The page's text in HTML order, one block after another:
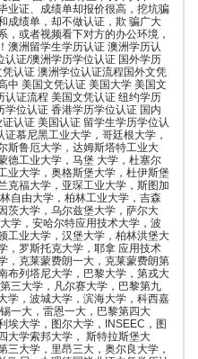
业证、成绩单却报价很高，挖坑骗
成绩单，却不做认证，欺 骗广大
，或者视频看下对方的办公环境，
澳洲留学生学历认证 澳洲学历认
证/澳洲学历学位认证 国外学历
认证 澳洲学位认证流程国外文凭
中 美国文凭认证 美国大学 美国文
证流程 美国文凭认证 纽约学历
位认证 香港学历学位认证 国内
认证 美国认证 留学生学历学位认
慕尼黑工业大学，哥廷根大学，
斯鲁厄大学，达姆斯塔特工业大
德工业大学，马堡 大学，杜塞尔
业大学，奥格斯堡大学，杜伊斯堡
克福大学，亚琛工业大学，斯图加
自由大学，柏林工业大学，吉森
茨大学，乌尔兹堡大学，萨尔大
学，安哈尔特应用技术大学，波
工业大学，汉堡大学，柏林洪堡大
，罗斯托克大学，耶拿 应用技术
，克莱蒙费朗一大，克莱蒙费朗第
布列塔尼大学，巴黎大学，第戎大
三大学，凡尔赛大学，巴黎第九
学，波城大学，滨海大学，科西嘉
一大，雷恩一大，巴黎第四大
埃大学，图尔大学，INSEEC，图
大学索邦大学， 斯特拉斯堡大
三大学，里昂三大，奥尔良大学，